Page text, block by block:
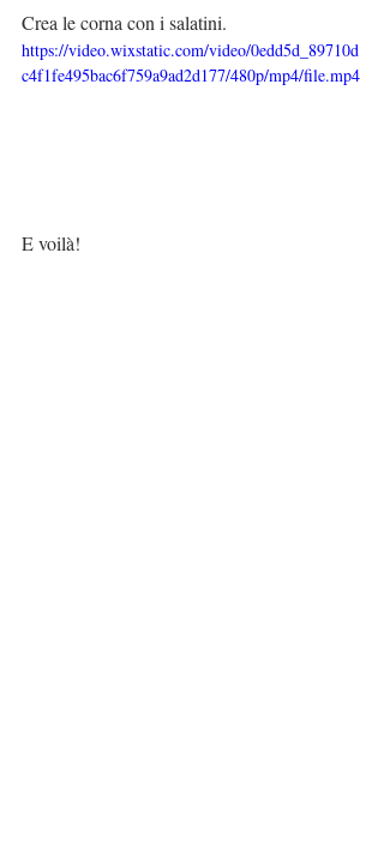
Crea le corna con i salatini.
https://video.wixstatic.com/video/0edd5d_89710d
c4f1fe495bac6f759a9ad2d177/480p/mp4/file.mp4
E voilà!